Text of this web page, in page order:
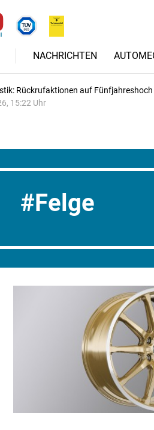
NACHRICHTEN
Rückrufaktionen auf Fünfjahreshoch
15:22 Uhr
Felge